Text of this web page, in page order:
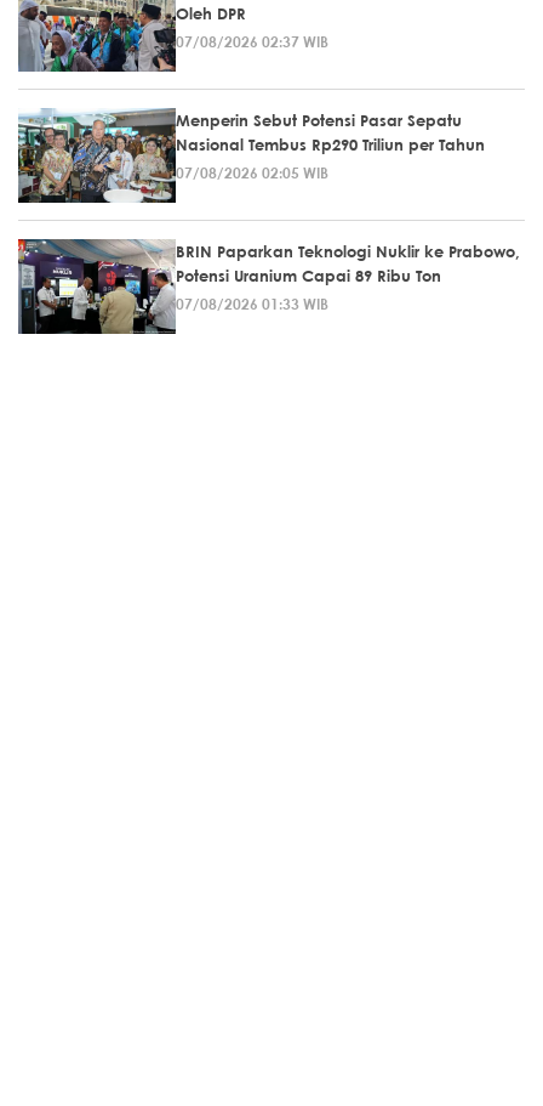
Oleh DPR
07/08/2026 02:37 WIB
Menperin Sebut Potensi Pasar Sepatu
Nasional Tembus Rp290 Triliun per Tahun
07/08/2026 02:05 WIB
BRIN Paparkan Teknologi Nuklir ke Prabowo,
Potensi Uranium Capai 89 Ribu Ton
07/08/2026 01:33 WIB